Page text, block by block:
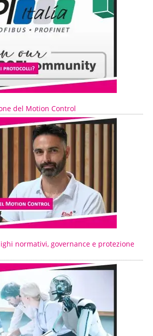
del Motion Control
normativi, governance e protezione